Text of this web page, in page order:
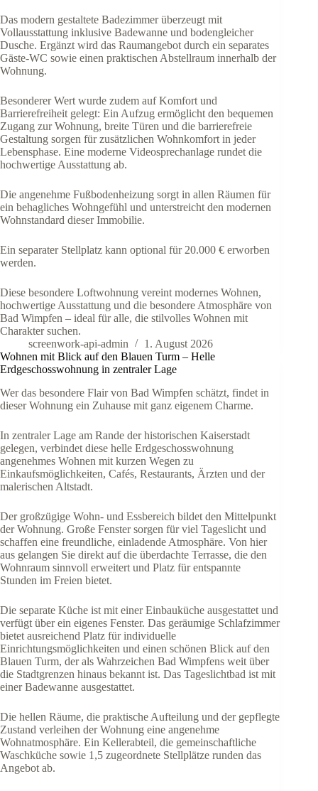
Das modern gestaltete Badezimmer überzeugt mit
Vollausstattung inklusive Badewanne und bodengleicher
Dusche. Ergänzt wird das Raumangebot durch ein separates
Gäste-WC sowie einen praktischen Abstellraum innerhalb der
Wohnung.
Besonderer Wert wurde zudem auf Komfort und
Barrierefreiheit gelegt: Ein Aufzug ermöglicht den bequemen
Zugang zur Wohnung, breite Türen und die barrierefreie
Gestaltung sorgen für zusätzlichen Wohnkomfort in jeder
Lebensphase. Eine moderne Videosprechanlage rundet die
hochwertige Ausstattung ab.
Die angenehme Fußbodenheizung sorgt in allen Räumen für
ein behagliches Wohngefühl und unterstreicht den modernen
Wohnstandard dieser Immobilie.
Ein separater Stellplatz kann optional für 20.000 € erworben
werden.
Diese besondere Loftwohnung vereint modernes Wohnen,
hochwertige Ausstattung und die besondere Atmosphäre von
Bad Wimpfen – ideal für alle, die stilvolles Wohnen mit
Charakter suchen.
screenwork-api-admin
1. August 2026
Wohnen mit Blick auf den Blauen Turm – Helle
Erdgeschosswohnung in zentraler Lage
Wer das besondere Flair von Bad Wimpfen schätzt, findet in
dieser Wohnung ein Zuhause mit ganz eigenem Charme.
In zentraler Lage am Rande der historischen Kaiserstadt
gelegen, verbindet diese helle Erdgeschosswohnung
angenehmes Wohnen mit kurzen Wegen zu
Einkaufsmöglichkeiten, Cafés, Restaurants, Ärzten und der
malerischen Altstadt.
Der großzügige Wohn- und Essbereich bildet den Mittelpunkt
der Wohnung. Große Fenster sorgen für viel Tageslicht und
schaffen eine freundliche, einladende Atmosphäre. Von hier
aus gelangen Sie direkt auf die überdachte Terrasse, die den
Wohnraum sinnvoll erweitert und Platz für entspannte
Stunden im Freien bietet.
Die separate Küche ist mit einer Einbauküche ausgestattet und
verfügt über ein eigenes Fenster. Das geräumige Schlafzimmer
bietet ausreichend Platz für individuelle
Einrichtungsmöglichkeiten und einen schönen Blick auf den
Blauen Turm, der als Wahrzeichen Bad Wimpfens weit über
die Stadtgrenzen hinaus bekannt ist. Das Tageslichtbad ist mit
einer Badewanne ausgestattet.
Die hellen Räume, die praktische Aufteilung und der gepflegte
Zustand verleihen der Wohnung eine angenehme
Wohnatmosphäre. Ein Kellerabteil, die gemeinschaftliche
Waschküche sowie 1,5 zugeordnete Stellplätze runden das
Angebot ab.